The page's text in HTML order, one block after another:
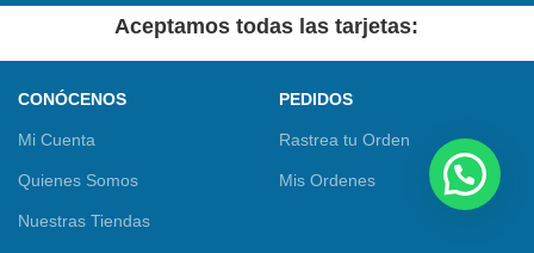
Aceptamos todas las tarjetas:
CONÓCENOS
Mi Cuenta
Quienes Somos
Nuestras Tiendas
PEDIDOS
Rastrea tu Orden
Mis Ordenes